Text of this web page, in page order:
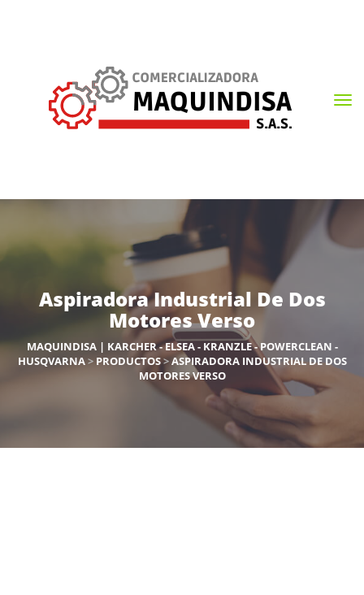
Aspiradora Industrial De Dos
Motores Verso
MAQUINDISA | KARCHER - ELSEA - KRANZLE - POWERCLEAN -
HUSQVARNA> PRODUCTOS>ASPIRADORA INDUSTRIAL DE DOS
MOTORES VERSO